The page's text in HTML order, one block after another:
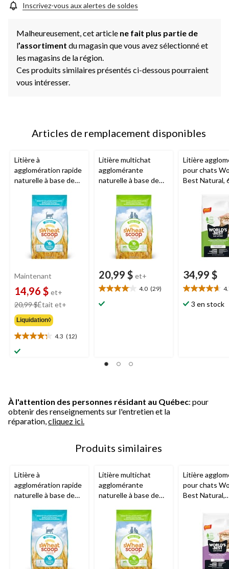
Inscrivez-vous aux alertes de soldes
Malheureusement, cet article ne fait plus partie de
l’assortiment du magasin que vous avez sélectionné et
les magasins de la région.
Ces produits similaires présentés ci-dessous pourraient
vous intéresser.
Articles de remplacement disponibles
Litière à
agglomération rapide
naturelle à base de
Maintenant
14,96 $ et+
20,99 $Était et+
partir
Liquidation◊
4.3 (12)
4.3
étoile(s)
Litière multichat
agglomérante
naturelle à base de
20,99 $ et+
4.0 (29)
4.0
étoile(s)
Litière
pour chats
Best Natural,
34,99 $
4.7
étoile(s)
3 en stock
À l'attention des personnes résidant au Québec: pour
obtenir des renseignements sur l'entretien et la
réparation, cliquez ici.
Produits similaires
Litière à
agglomération rapide
naturelle à base de
Litière multichat
agglomérante
naturelle à base de
Litière
pour chats
Best Natural,